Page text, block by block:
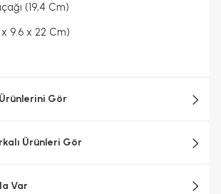
(19,4 Cm)
x 9.6 x 22 Cm)
Gör
Ürünleri Gör
Var